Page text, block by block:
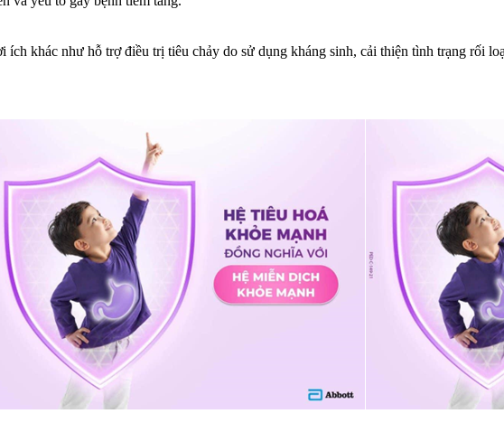
khác như hỗ trợ điều trị tiêu chảy do sử dụng kháng sinh, cải thiện tình trạng rối